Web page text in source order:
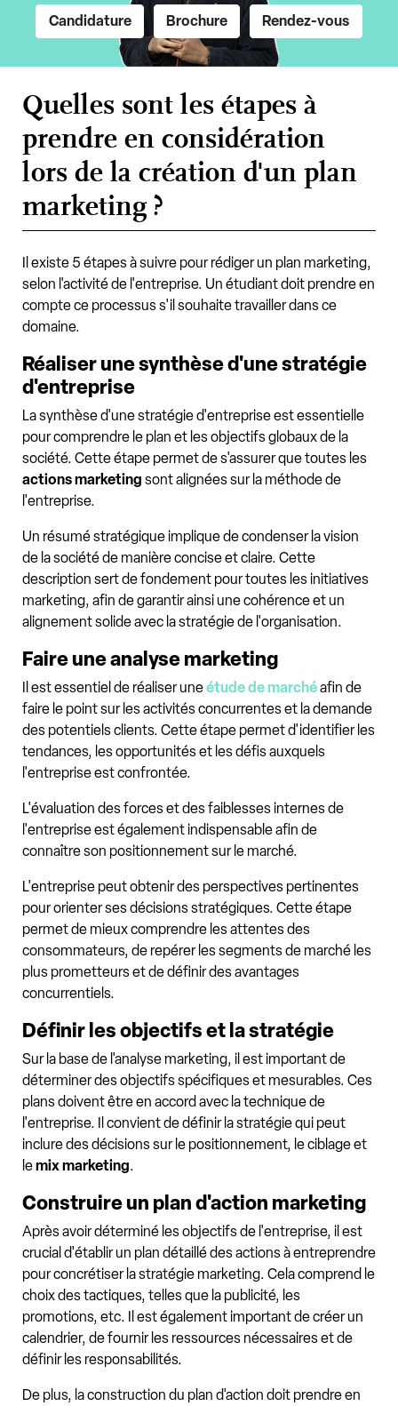
Candidature Brochure Rendez-vous
Quelles sont les étapes à
prendre en considération
lors de la création d'un plan
marketing ?
Il existe 5 étapes à suivre pour rédiger un plan marketing,
selon l'activité de l'entreprise. Un étudiant doit prendre en
compte ce processus s'il souhaite travailler dans ce
domaine.
Réaliser une synthèse d'une stratégie
d'entreprise
La synthèse d'une stratégie d'entreprise est essentielle
pour comprendre le plan et les objectifs globaux de la
société. Cette étape permet de s'assurer que toutes les
actions marketing sont alignées sur la méthode de
l'entreprise.
Un résumé stratégique implique de condenser la vision
de la société de manière concise et claire. Cette
description sert de fondement pour toutes les initiatives
marketing, afin de garantir ainsi une cohérence et un
alignement solide avec la stratégie de l'organisation.
Faire une analyse marketing
Il est essentiel de réaliser uneétude de marchéafin de
faire le point sur les activités concurrentes et la demande
des potentiels clients. Cette étape permet d'identifier les
tendances, les opportunités et les défis auxquels
l'entreprise est confrontée.
L'évaluation des forces et des faiblesses internes de
l'entreprise est également indispensable afin de
connaître son positionnement sur le marché.
L'entreprise peut obtenir des perspectives pertinentes
pour orienter ses décisions stratégiques. Cette étape
permet de mieux comprendre les attentes des
consommateurs, de repérer les segments de marché les
plus prometteurs et de définir des avantages
concurrentiels.
Définir les objectifs et la stratégie
Sur la base de l'analyse marketing, il est important de
déterminer des objectifs spécifiques et mesurables. Ces
plans doivent être en accord avec la technique de
l'entreprise. Il convient de définir la stratégie qui peut
inclure des décisions sur le positionnement, le ciblage et
lemix marketing.
Construire un plan d'action marketing
Après avoir déterminé les objectifs de l'entreprise, il est
crucial d'établir un plan détaillé des actions à entreprendre
pour concrétiser la stratégie marketing. Cela comprend le
choix des tactiques, telles que la publicité, les
promotions, etc. Il est également important de créer un
calendrier, de fournir les ressources nécessaires et de
définir les responsabilités.
De plus, la construction du plan d'action doit prendre en